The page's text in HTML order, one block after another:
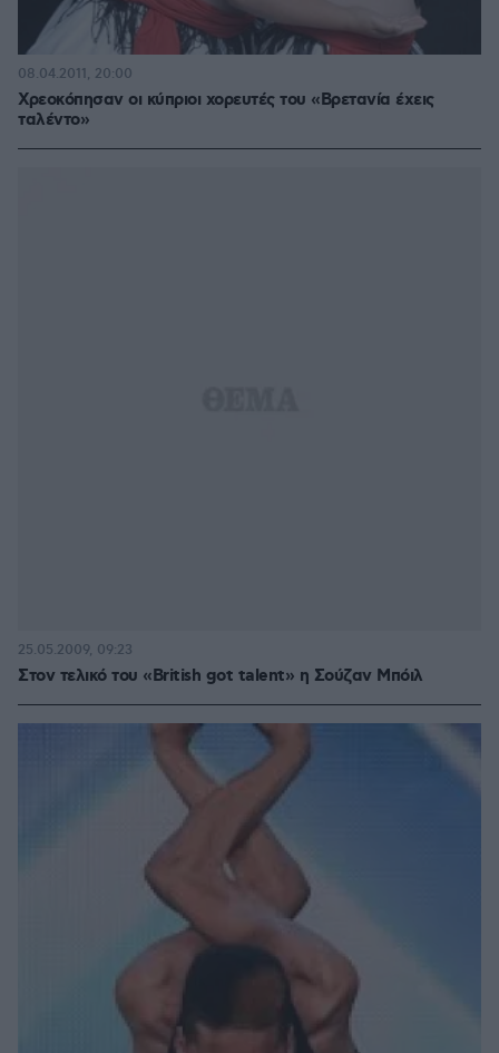
Χρεοκόπησαν οι κύπριοι χορευτές του «Βρετανία έχεις
ταλέντο»
08.04.2011, 20:00
Στον τελικό του «British got talent» η Σούζαν Μπόιλ
25.05.2009, 09:23